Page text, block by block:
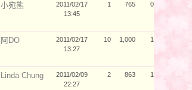
小宛熊
2011/02/17
13:45
1 765 0
阿DO
2011/02/17
13:27
10 1,000 1
Linda Chung
2011/02/09
22:27
2 863 1